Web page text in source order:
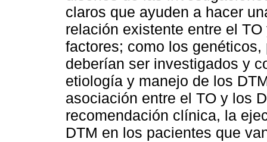
claros que ayuden a hacer
relación existente entre el
factores; como los
deberían ser investigados y
etiología y manejo de los
asociación entre el TO y los
recomendación clínica, la
DTM en los pacientes que